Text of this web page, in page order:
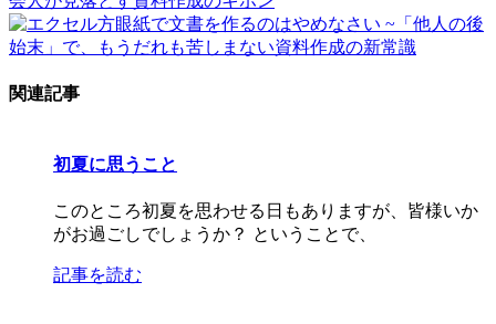
関連記事
初夏に思うこと
このところ初夏を思わせる日もありますが、皆様いか
がお過ごしでしょうか？ ということで、
記事を読む